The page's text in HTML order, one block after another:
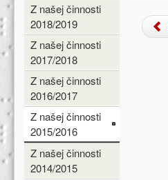
Z našej činnosti
2018/2019
Z našej činnosti
2017/2018
Z našej činnosti
2016/2017
Z našej činnosti
2015/2016
Z našej činnosti
2014/2015